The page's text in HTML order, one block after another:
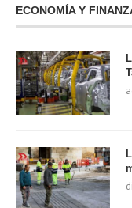
ECONOMÍA Y